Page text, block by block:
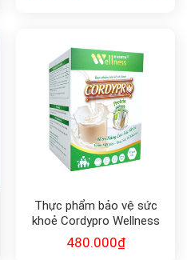
Thực phẩm bảo vệ sức
khoẻ Cordypro Wellness
Protein thực vật
480.000₫